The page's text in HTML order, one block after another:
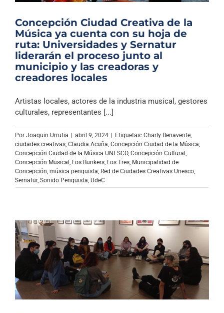
Concepción Ciudad Creativa de la
Música ya cuenta con su hoja de
ruta: Universidades y Sernatur
liderarán el proceso junto al
municipio y las creadoras y
creadores locales
Artistas locales, actores de la industria musical, gestores
culturales, representantes [...]
Por Joaquin Urrutia | abril 9, 2024 | Etiquetas: Charly Benavente,
ciudades creativas, Claudia Acuña, Concepción Ciudad de la Música,
Concepción Ciudad de la Música UNESCO, Concepción Cultural,
Concepción Musical, Los Bunkers, Los Tres, Municipalidad de
Concepción, música penquista, Red de Ciudades Creativas Unesco,
Sernatur, Sonido Penquista, UdeC